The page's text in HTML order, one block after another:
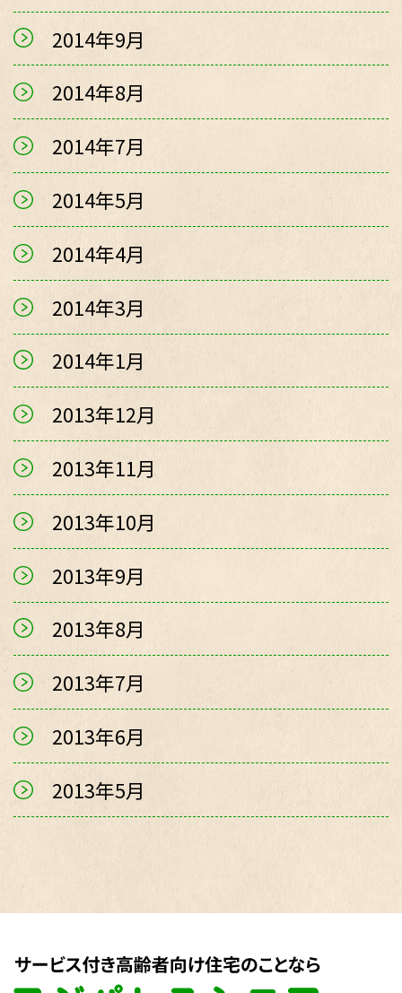
2014年9月
2014年8月
2014年7月
2014年5月
2014年4月
2014年3月
2014年1月
2013年12月
2013年11月
2013年10月
2013年9月
2013年8月
2013年7月
2013年6月
2013年5月